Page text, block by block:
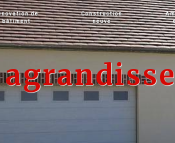
de
bâtiment
Construction
neuve